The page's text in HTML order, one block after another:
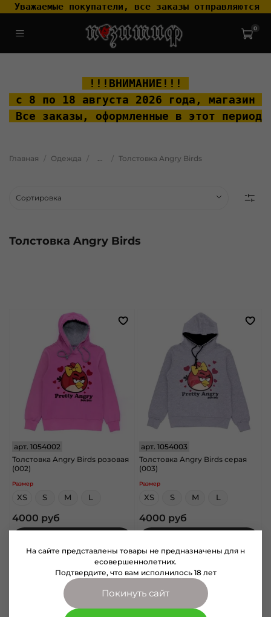
Уважаемые покупатели, все заказы отправляются
0
!!!ВНИМАНИЕ!!!
с 8 по 18 августа 2026 года, магазин
Все заказы, оформленные в этот
Главная Одежда Толстовка Angry Birds
Толстовка Angry Birds
арт. 1054002
Толстовка Angry Birds розовая
(002)
Размер
XS S M L
4000 руб
арт.1054003
Толстовка Angry Birds серая
(003)
Размер
XS S M L
4000 руб
На сайте представлены товары не предназначены для н
есовершеннолетних.
Подтвердите, что вам исполнилось 18 лет
Покинуть сайт